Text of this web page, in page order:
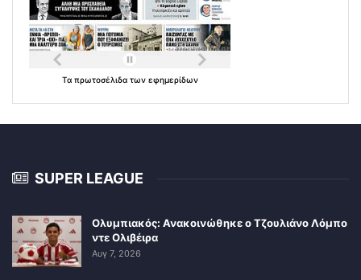
Τα πρωτοσέλιδα των εφημερίδων
SUPER LEAGUE
Ολυμπιακός: Ανακοινώθηκε ο Τζουλιάνο Λόμπο
ντε Ολιβέιρα
Αυγ 7, 2026